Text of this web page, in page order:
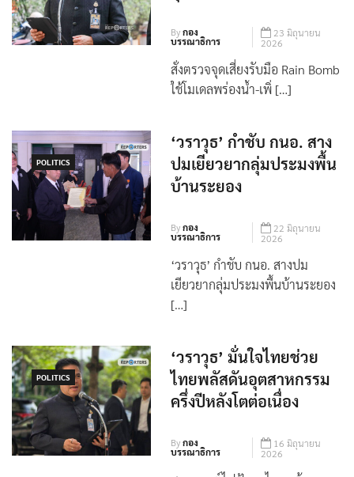
อุตสาหกรรมทั่วประเทศ
Byกอง
บรรณาธิการ
23 มิถุนายน
2026
สั่งตรวจจุดเสี่ยงรับมือ Rain Bomb
POLITICS
‘วราวุธ’ กำชับ กนอ. สาง
ปมเยียวยากลุ่มประมงพื้น
Byกอง
22 มิถุนายน
‘วราวุธ’ กำชับ กนอ. สางปม
เยียวยากลุ่มประมงพื้นบ้านระยอง
POLITICS
‘วราวุธ’ มั่นใจไทยช่วย
ไทยพลัสดันอุตสาหกรรม
Byกอง
16 มิถุนายน
2026